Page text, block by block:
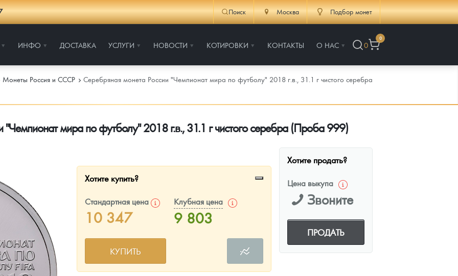
Поиск Москва Подбор монет
ИНФО ДОСТАВКА УСЛУГИ НОВОСТИ КОТИРОВКИ КОНТАКТЫ О НАС 0
0
платины на 2026 год
Монеты Россия и СССР
Серебряная монета России "Чемпионат мира по футболу" 2018 г.в., 31.1 г чистого серебра
"Чемпионат мира по футболу" 2018 г.в., 31.1 г чистого серебра (Проба 999)
Хотите купить?
Стандартная цена
10 347
Клубная цена
9 803
КУПИТЬ
Хотите продать?
Цена выкупа
Звоните
ПРОДАТЬ